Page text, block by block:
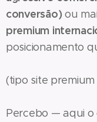
conversão) ou
premium
posicionamento
(tipo site
Percebo — aqui o